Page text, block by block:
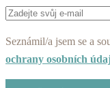
Seznámil/a jsem se a
ochrany osobních